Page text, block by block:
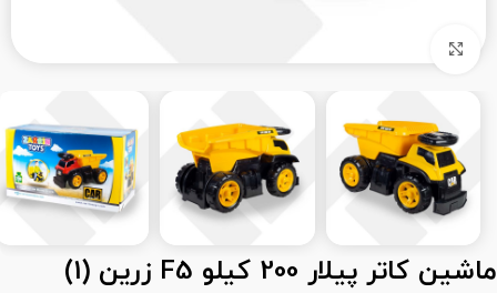
ماشین کاتر پیلار 200 کیلو F5 زرین (1)